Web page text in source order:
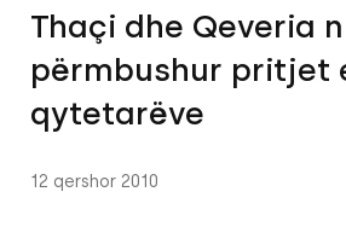
Thaçi dhe Qeveria
përmbushur pritjet
qytetarëve
12 qershor 2010